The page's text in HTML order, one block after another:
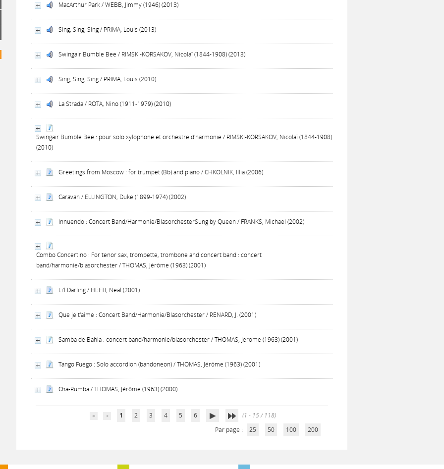
MacArthur Park / WEBB, Jimmy (1946) (2013)
Sing, Sing, Sing / PRIMA, Louis (2013)
Swingair Bumble Bee / RIMSKI-KORSAKOV, Nicolaï (1844-1908) (2013)
Sing, Sing, Sing / PRIMA, Louis (2010)
La Strada / ROTA, Nino (1911-1979) (2010)
Swingair Bumble Bee : pour solo xylophone et orchestre d'harmonie / RIMSKI-KORSAKOV, Nicolaï (1844-1908)
(2010)
Greetings from Moscow : for trumpet (Bb) and piano / CHKOLNIK, Illia (2006)
Caravan / ELLINGTON, Duke (1899-1974) (2002)
Innuendo : Concert Band/Harmonie/BlasorchesterSung by Queen / FRANKS, Michael (2002)
Combo Concertino : For tenor sax, trompette, trombone and concert band : concert
band/harmonie/blasorchester / THOMAS, Jérôme (1963) (2001)
Li'l Darling / HEFTI, Neal (2001)
Que je t'aime : Concert Band/Harmonie/Blasorchester / RENARD, J. (2001)
Samba de Bahia : concert band/harmonie/blasorchester / THOMAS, Jérôme (1963) (2001)
Tango Fuego : Solo accordion (bandoneon) / THOMAS, Jérôme (1963) (2001)
Cha-Rumba / THOMAS, Jérôme (1963) (2000)
1 2 3 4 5 6
(1 - 15 / 118)
Par page :
25 50 100 200